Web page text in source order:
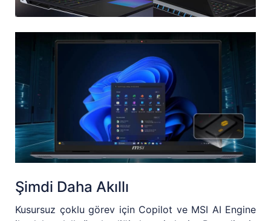
Şimdi Daha Akıllı
Kusursuz çoklu görev için Copilot ve MSI AI Engine